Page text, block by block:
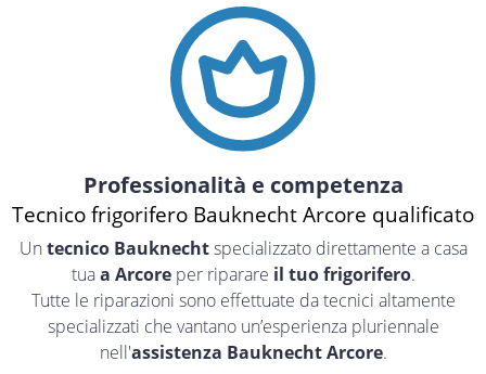
Professionalità e competenza
Tecnico frigorifero Bauknecht Arcore qualificato
Un tecnico Bauknechtspecializzato direttamente a casa
tuaa Arcoreper riparare il tuo frigorifero.
Tutte le riparazioni sono effettuate da tecnici altamente
specializzati che vantano un’esperienza pluriennale
nell'assistenza Bauknecht Arcore.